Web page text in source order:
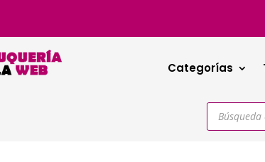
Categorías
Búsqueda
productos